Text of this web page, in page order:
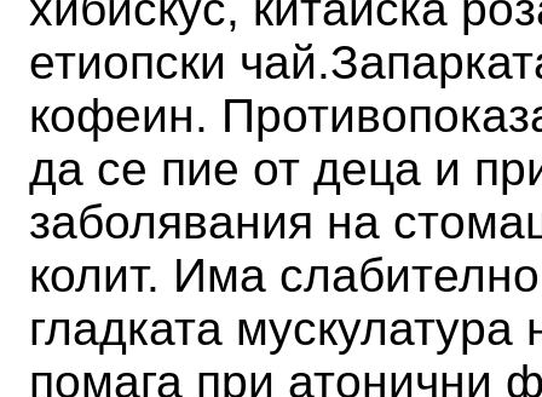
етиопски чай.
кофеин.
да се пие от деца и
заболявания на
колит. Има
гладката
помага при атонични